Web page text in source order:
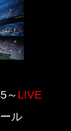
～ LIVE
ル